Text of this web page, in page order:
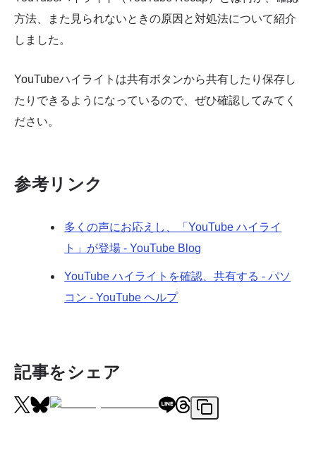
方法、また見られないときの原因と対処法について紹介
しました。
YouTubeハイライトは共有ボタンから共有したり保存し
たりできるようになっているので、ぜひ確認してみてく
ださい。
参考リンク
多くの声にお応えし、「YouTube ハイライ
ト」が登場 - YouTube Blog
YouTube ハイライトを確認、共有する - パソ
コン - YouTube ヘルプ
記事をシェア